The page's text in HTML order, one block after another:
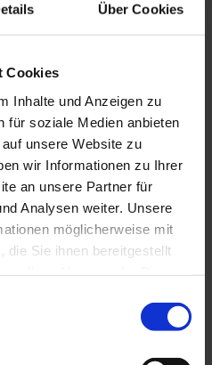
Über Cookies
Cookies
Inhalte und Anzeigen zu
für soziale Medien anbieten
unsere Website zu
wir Informationen zu Ihrer
an unsere Partner für
Analysen weiter. Unsere
möglicherweise mit
die Sie ihnen bereitgestellt
weiterhin nutzen.
erreichen?